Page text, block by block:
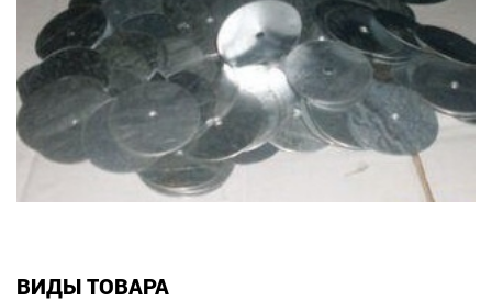
Документация
Оформление заказа
Оплата и доставка
ВИДЫ ТОВАРА